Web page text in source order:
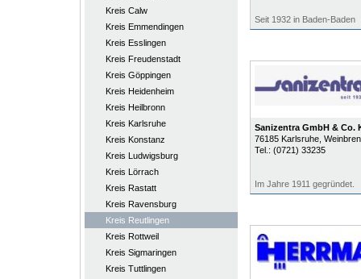
Kreis Calw
Kreis Emmendingen
Kreis Esslingen
Kreis Freudenstadt
Kreis Göppingen
Kreis Heidenheim
Kreis Heilbronn
Kreis Karlsruhe
Kreis Konstanz
Kreis Ludwigsburg
Kreis Lörrach
Kreis Rastatt
Kreis Ravensburg
Kreis Reutlingen
Kreis Rottweil
Kreis Sigmaringen
Kreis Tuttlingen
Seit 1932 in Baden-Baden
Sanizentra GmbH & Co.
76185 Karlsruhe,
Tel.: (0721) 33235
Im Jahre 1911 gegründet.